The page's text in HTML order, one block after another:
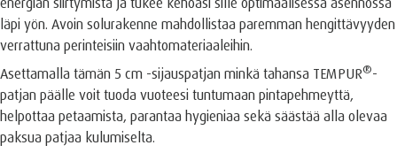
läpi yön. Avoin solurakenne mahdollistaa paremman hengittävyyden
verrattuna perinteisiin vaahtomateriaaleihin.
Asettamalla tämän 5 cm -sijauspatjan minkä tahansa TEMPUR®-
patjan päälle voit tuoda vuoteesi tuntumaan pintapehmeyttä,
helpottaa petaamista, parantaa hygieniaa sekä säästää alla olevaa
paksua patjaa kulumiselta.